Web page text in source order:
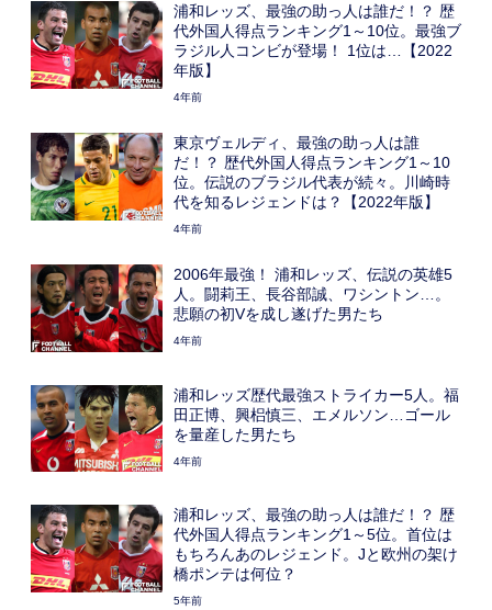
高校サッカー
動画
浦和レッズ、最強の助っ人は誰だ！？ 歴
代外国人得点ランキング1～10位。最強ブ
ラジル人コンビが登場！ 1位は…【2022
年版】
4年前
東京ヴェルディ、最強の助っ人は誰
だ！？ 歴代外国人得点ランキング1～10
位。伝説のブラジル代表が続々。川崎時
代を知るレジェンドは？【2022年版】
4年前
2006年最強！ 浦和レッズ、伝説の英雄5
人。闘莉王、長谷部誠、ワシントン…。
悲願の初Vを成し遂げた男たち
4年前
浦和レッズ歴代最強ストライカー5人。福
田正博、興梠慎三、エメルソン…ゴール
を量産した男たち
4年前
浦和レッズ、最強の助っ人は誰だ！？ 歴
代外国人得点ランキング1～5位。首位は
もちろんあのレジェンド。Jと欧州の架け
橋ポンテは何位？
5年前